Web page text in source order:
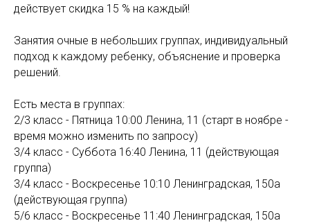
действует скидка 15 % на каждый!
Занятия очные в небольших группах, индивидуальный
подход к каждому ребенку, объяснение и проверка
решений.
Есть места в группах:
2/3 класс - Пятница 10:00 Ленина, 11 (старт в ноябре -
время можно изменить по запросу)
3/4 класс - Суббота 16:40 Ленина, 11 (действующая
группа)
3/4 класс - Воскресенье 10:10 Ленинградская, 150а
(действующая группа)
5/6 класс - Воскресенье 11:40 Ленинградская, 150а